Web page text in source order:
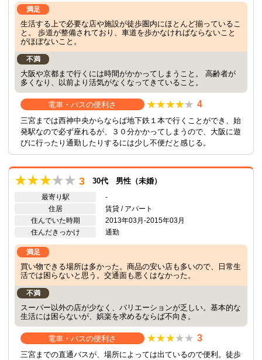
満足
生活する上で必要な店や施設が徒歩圏内にほとんど揃っているこ
と。 歩道が整備されており、車道を歩かなければならないこと
がほぼないこと。
不満
大阪や京都まで行くには時間がかかってしまうこと。 高齢者が
多くなり、以前より活気がなくなってきていること。
電車・バスの便利さ 4
三宮までは西神中央からならば地下鉄１本で行くことができ、始
発駅なので必ず座れるが、３０分かかってしまうので、大阪に遊
びに行ったり通勤したりするには少し不便だと感じる。
3 30代 男性（未婚）
最寄り駅
-
住居
賃貸 / アパート
住んでいた時期
2013年03月-2015年03月
住んだきっかけ
通勤
満足
買い物できる場所は多かった。商品の安い店も多いので、日常生
活では困らないと思う。交通面も悪くはなかった。
不満
スーパー以外の店が少なく、バリエーションが乏しい。基本的な
生活には困らないが、娯楽を求めるならば不向き。
電車・バスの便利さ 3
三宮までの直通バスが、場所によっては出ているので便利。徒歩